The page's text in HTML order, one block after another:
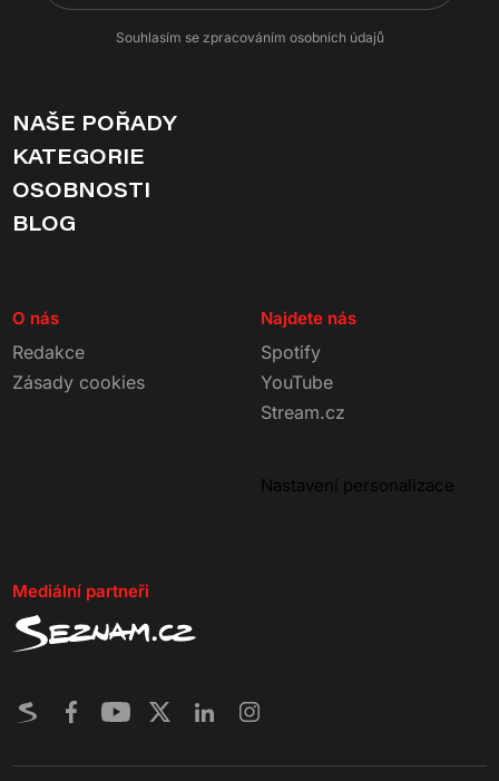
Souhlasím se zpracováním osobních údajů
NAŠE POŘADY
KATEGORIE
OSOBNOSTI
BLOG
O nás
Redakce
Zásady cookies
Najdete nás
Spotify
YouTube
Stream.cz
Nastavení personalizace
Mediální partneři